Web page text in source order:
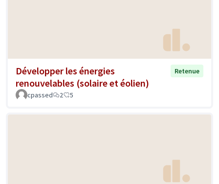
Développer les énergies
renouvelables (solaire et éolien)
Retenue
cpassed 2 5